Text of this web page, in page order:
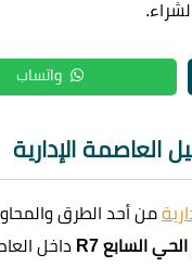
واتساب
العاصمة الإدارية
من أحد الطرق
الحي السابع R7
داخل